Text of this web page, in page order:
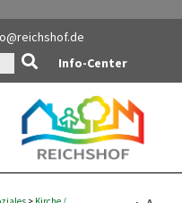
Info-Center